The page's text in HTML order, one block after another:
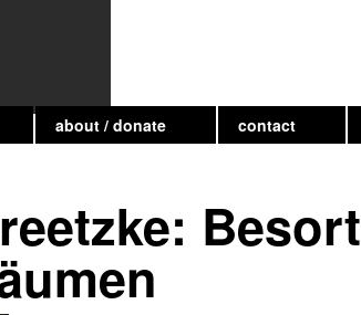
about / donate contact
Besort